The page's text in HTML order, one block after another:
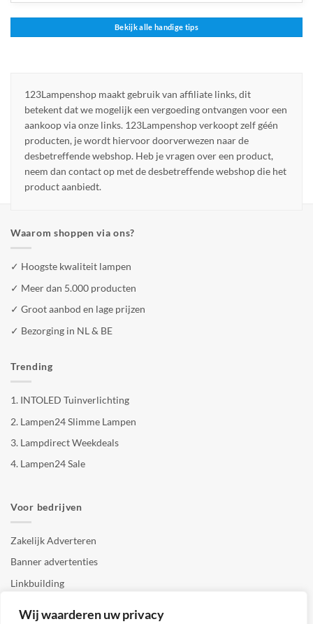
Wij waarderen uw privacy
Bekijk alle handige tips
123Lampenshop maakt gebruik van affiliate links, dit
betekent dat we mogelijk een vergoeding ontvangen voor een
aankoop via onze links. 123Lampenshop verkoopt zelf géén
producten, je wordt hiervoor doorverwezen naar de
desbetreffende webshop. Heb je vragen over een product,
neem dan contact op met de desbetreffende webshop die het
product aanbiedt.
Waarom shoppen via ons?
✓ Hoogste kwaliteit lampen
✓ Meer dan 5.000 producten
✓ Groot aanbod en lage prijzen
✓ Bezorging in NL & BE
Trending
1. INTOLED Tuinverlichting
2. Lampen24 Slimme Lampen
3. Lampdirect Weekdeals
4. Lampen24 Sale
Voor bedrijven
Zakelijk Adverteren
Banner advertenties
Linkbuilding